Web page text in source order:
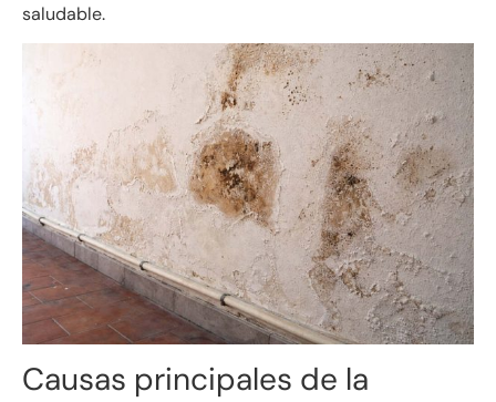
saludable.
Causas principales de la